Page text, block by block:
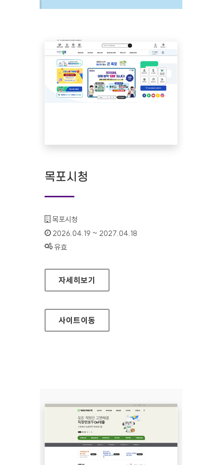
목포시청
기관명 :
목포시청
인증기간 :
2026.04.19 ~ 2027.04.18
상태 :
유효
목포시청
자세히보기
사이트이동